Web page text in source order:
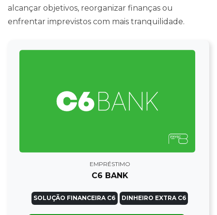
alcançar objetivos, reorganizar finanças ou
enfrentar imprevistos com mais tranquilidade.
EMPRÉSTIMO
C6 BANK
SOLUÇÃO FINANCEIRA C6 DINHEIRO EXTRA C6